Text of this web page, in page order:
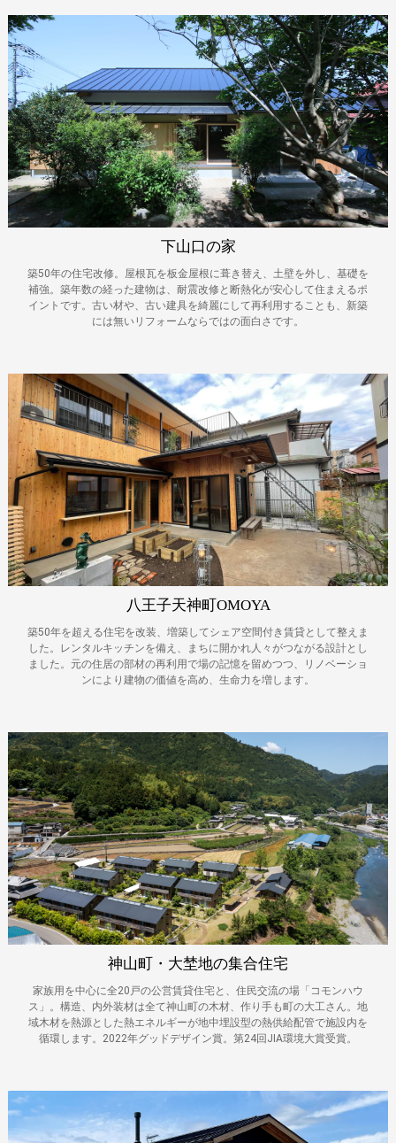
下山口の家
築50年の住宅改修。屋根瓦を板金屋根に葺き替え、土壁を外し、基礎を
補強。築年数の経った建物は、耐震改修と断熱化が安心して住まえるポ
イントです。古い材や、古い建具を綺麗にして再利用することも、新築
には無いリフォームならではの面白さです。
八王子天神町OMOYA
築50年を超える住宅を改装、増築してシェア空間付き賃貸として整えま
した。レンタルキッチンを備え、まちに開かれ人々がつながる設計とし
ました。元の住居の部材の再利用で場の記憶を留めつつ、リノベーショ
ンにより建物の価値を高め、生命力を増します。
神山町・大埜地の集合住宅
家族用を中心に全20戸の公営賃貸住宅と、住民交流の場「コモンハウ
ス」。構造、内外装材は全て神山町の木材、作り手も町の大工さん。地
域木材を熱源とした熱エネルギーが地中埋設型の熱供給配管で施設内を
循環します。2022年グッドデザイン賞。第24回JIA環境大賞受賞。